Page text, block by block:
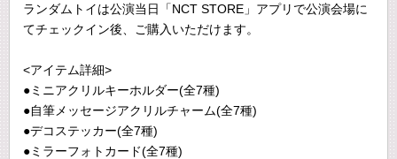
ランダムトイは公演当日「NCT STORE」アプリで公演会場に
てチェックイン後、ご購入いただけます。
<アイテム詳細>
●ミニアクリルキーホルダー(全7種)
●自筆メッセージアクリルチャーム(全7種)
●デコステッカー(全7種)
●ミラーフォトカード(全7種)